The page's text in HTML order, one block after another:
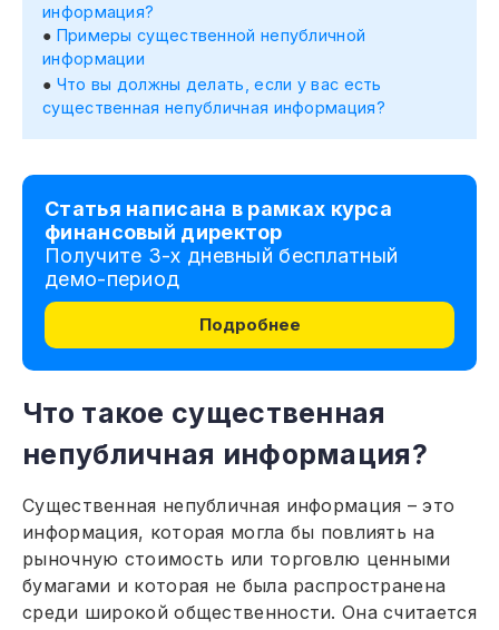
информация?
Примеры существенной непубличной
информации
Что вы должны делать, если у вас есть
существенная непубличная информация?
Статья написана в рамках курса
финансовый директор
Получите 3-х дневный бесплатный
демо-период
Подробнее
Что такое существенная
непубличная информация?
Существенная непубличная информация – это
информация, которая могла бы повлиять на
рыночную стоимость или торговлю ценными
бумагами и которая не была распространена
среди широкой общественности. Она считается